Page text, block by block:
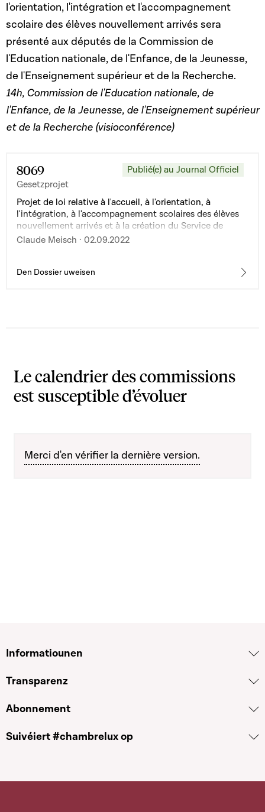
l'orientation, l'intégration et l'accompagnement
scolaire des élèves nouvellement arrivés sera
présenté aux députés de la Commission de
l'Education nationale, de l'Enfance, de la Jeunesse,
de l'Enseignement supérieur et de la Recherche.
14h, Commission de l'Education nationale, de
l'Enfance, de la Jeunesse, de l'Enseignement supérieur
et de la Recherche (visioconférence)
8069
Gesetzprojet
Publié(e) au Journal Officiel
Projet de loi relative à l'accueil, à l'orientation, à
l'intégration, à l'accompagnement scolaires des élèves
nouvellement arrivés et à la création du Service de
l'intégration et de l'accueil scolaires et modifiant : 1° la
organisation de l'enseignement fondamental
Claude Meisch · 02.09.2022
Den Dossier uweisen
Le calendrier des commissions
est susceptible d’évoluer
Merci d'en vérifier la dernière version.
Informatiounen
Transparenz
Abonnement
Suivéiert #chambrelux op